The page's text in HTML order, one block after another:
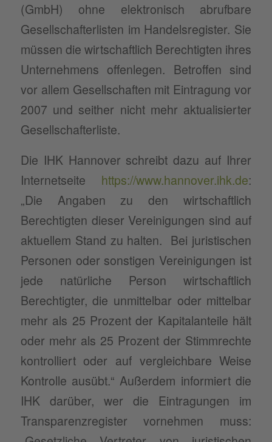
(GmbH) ohne elektronisch abrufbare
Gesellschafterlisten im Handelsregister. Sie
müssen die wirtschaftlich Berechtigten ihres
Unternehmens offenlegen. Betroffen sind
vor allem Gesellschaften mit Eintragung vor
2007 und seither nicht mehr aktualisierter
Gesellschafterliste.
Die IHK Hannover schreibt dazu auf Ihrer
Internetseite https://www.hannover.ihk.de:
„Die Angaben zu den wirtschaftlich
Berechtigten dieser Vereinigungen sind auf
aktuellem Stand zu halten. Bei juristischen
Personen oder sonstigen Vereinigungen ist
jede natürliche Person wirtschaftlich
Berechtigter, die unmittelbar oder mittelbar
mehr als 25 Prozent der Kapitalanteile hält
oder mehr als 25 Prozent der Stimmrechte
kontrolliert oder auf vergleichbare Weise
Kontrolle ausübt.“ Außerdem informiert die
IHK darüber, wer die Eintragungen im
Transparenzregister vornehmen muss: